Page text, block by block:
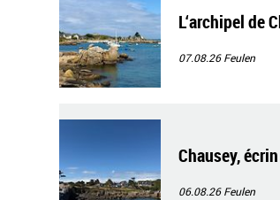
L‘archipel de
07.08.26Feulen
Chausey,
06.08.26Feulen